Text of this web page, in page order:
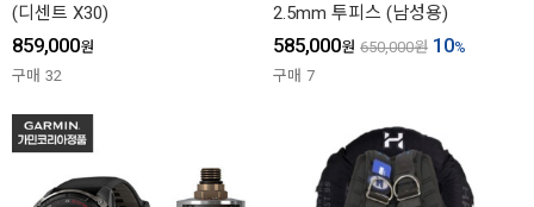
(디센트 X30)
859,000원
구매 32
2.5mm 투피스 (남성용)
585,000원 650,000원 10%
구매 7